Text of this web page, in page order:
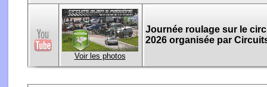
Voir les photos
Journée roulage sur le
2026 organisée par